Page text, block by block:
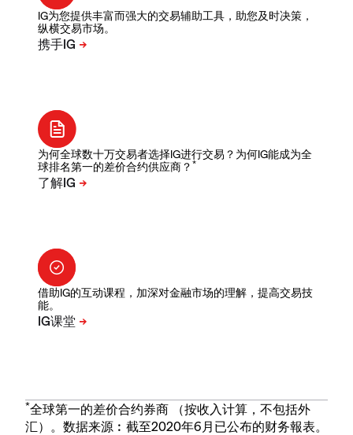
IG为您提供丰富而强大的交易辅助工具，助您及时决策，
纵横交易市场。
为何全球数十万交易者选择IG进行交易？为何IG能成为全
球排名第一的差价合约供应商？ *
借助IG的互动课程，加深对金融市场的理解，提高交易技
能。
*全球第一的差价合约券商 （按收入计算，不包括外
汇）。数据来源︰截至2020年6月已公布的财务報表。